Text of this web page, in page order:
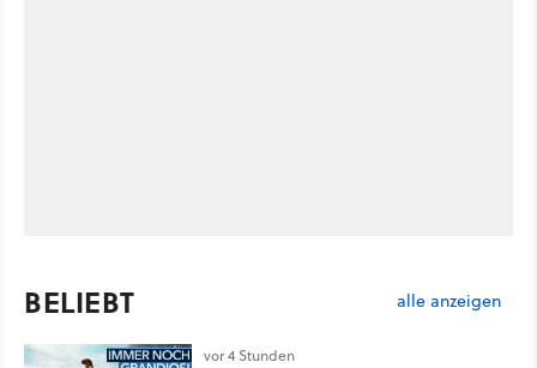
BELIEBT alle anzeigen
vor 4 Stunden